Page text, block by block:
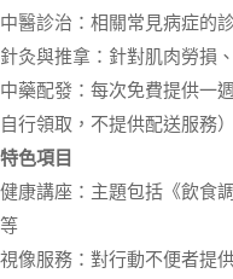
中醫診治：相關常見病症的
針灸與推拿：針對肌肉勞損
中藥配發：每次免費提供一
自行領取，不提供配送服務）
特色項目
健康講座：主題包括《飲食
等
視像服務：對行動不便者提